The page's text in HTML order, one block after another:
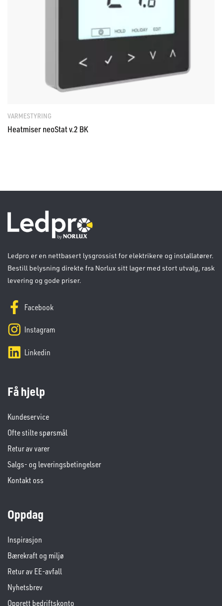
VARMESTYRING
Heatmiser neoStat v.2 BK
Ledpro er en nettbasert lysgrossist for elektrikere og installatører.
Bestill belysning direkte fra Norlux sitt lager med stort utvalg, rask
levering og gode priser.
Facebook
Instagram
Linkedin
Få hjelp
Kundeservice
Ofte stilte spørsmål
Retur av varer
Salgs- og leveringsbetingelser
Kontakt oss
Oppdag
Inspirasjon
Bærekraft og miljø
Retur av EE-avfall
Nyhetsbrev
Opprett bedriftskonto